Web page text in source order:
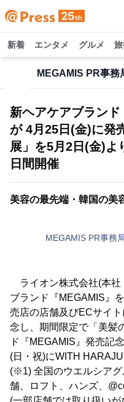
新着 エンタメ グルメ
MEGAMIS PR事務
新ヘアケアブランド
が 4月25日(金)に
展」を5月2日(金)よ
日間開催
美容の最先端・韓国の美
MEGAMIS PR事務
ライオン株式会社(本社
ブランド『MEGAMIS』
売店の店舗及びECサイ
念し、期間限定で「美髪
ド『MEGAMIS』発売記
(日・祝)にWITH
(※1) 全国のウエルシア
舗、ロフト、ハンズ、